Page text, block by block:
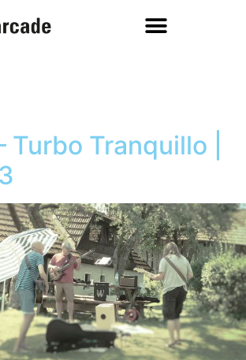
Turbo Tranquillo |